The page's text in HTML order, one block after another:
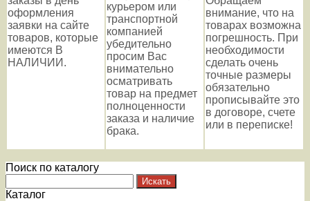
оформления
заявки на сайте
товаров, которые
имеются В
НАЛИЧИИ.
курьером или
транспортной
компанией
убедительно
просим Вас
внимательно
осматривать
товар на предмет
полноценности
заказа и наличие
брака.
внимание, что на
товарах возможна
погрешность. При
необходимости
сделать очень
точные размеры
обязательно
прописывайте это
в договоре, счете
или в переписке!
Поиск по каталогу
Каталог